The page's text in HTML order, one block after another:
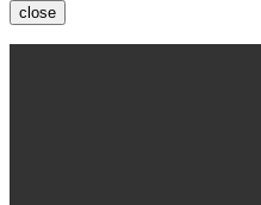
close